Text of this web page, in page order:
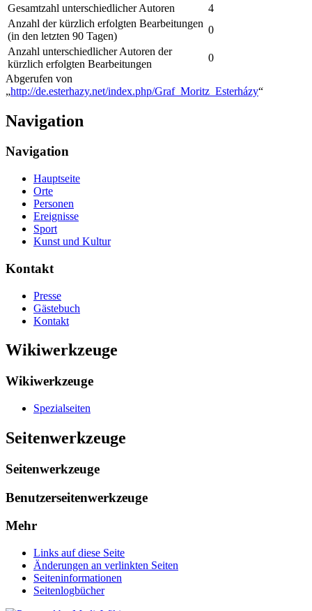
Gesamtzahl unterschiedlicher Autoren
4
Anzahl der kürzlich erfolgten Bearbeitungen
(in den letzten 90 Tagen)
0
Anzahl unterschiedlicher Autoren der
kürzlich erfolgten Bearbeitungen
0
Abgerufen von
„http://de.esterhazy.net/index.php/Graf_Moritz_Esterházy“
Navigation
Navigation
Hauptseite
Orte
Personen
Ereignisse
Sport
Kunst und Kultur
Kontakt
Presse
Gästebuch
Kontakt
Wikiwerkzeuge
Wikiwerkzeuge
Spezialseiten
Seitenwerkzeuge
Seitenwerkzeuge
Benutzerseitenwerkzeuge
Mehr
Links auf diese Seite
Änderungen an verlinkten Seiten
Seiten­informationen
Seitenlogbücher